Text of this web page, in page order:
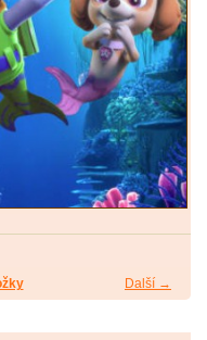
Další →